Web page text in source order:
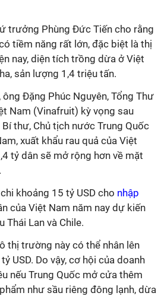
trưởng Phùng Đức Tiến cho rằng
tiềm năng rất lớn, đặc biệt là thị
nay, diện tích trồng dừa ở Việt
sản lượng 1,4 triệu tấn.
Đặng Phúc Nguyên, Tổng Thư
Nam (Vinafruit) kỳ vọng sau
thư, Chủ tịch nước Trung Quốc
xuất khẩu rau quả của Việt
tỷ dân sẽ mở rộng hơn về mặt
khoảng 15 tỷ USD cho nhập
của Việt Nam năm nay dự kiến
Thái Lan và Chile.
thị trường này có thể nhân lên
USD. Do vậy, cơ hội của doanh
nếu Trung Quốc mở cửa thêm
như sầu riêng đông lạnh, dừa